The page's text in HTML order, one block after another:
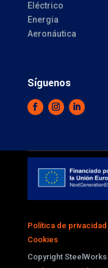
Eléctrico
Energia
Aeronáutica
Síguenos
Política de privacidad
Cookies
Copyright